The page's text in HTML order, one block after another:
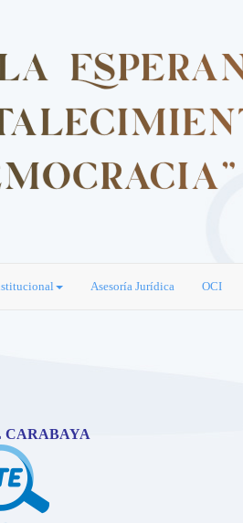
Asesoría Jurídica OCI
CARABAYA